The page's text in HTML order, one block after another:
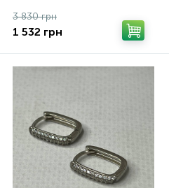
3 830 грн
1 532 грн